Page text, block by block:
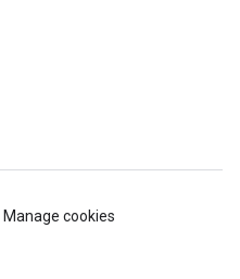
Manage cookies